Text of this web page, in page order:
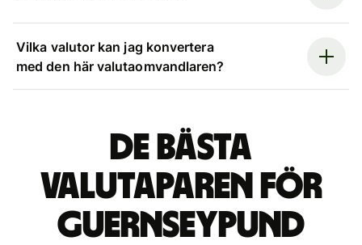
Vilka valutor kan jag konvertera
med den här valutaomvandlaren?
De bästa
valutaparen för
Guernseypund